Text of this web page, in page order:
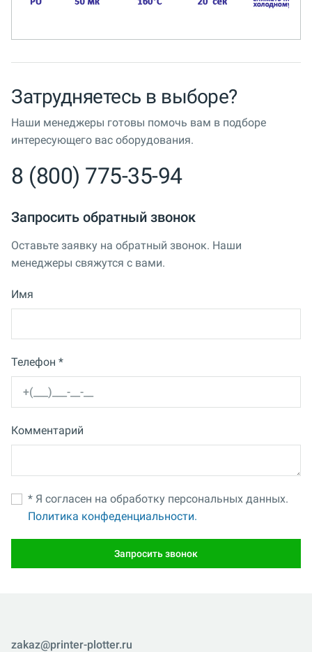
Затрудняетесь в выборе?
Наши менеджеры готовы помочь вам в подборе
интересующего вас оборудования.
8 (800) 775-35-94
Запросить обратный звонок
Оставьте заявку на обратный звонок. Наши
менеджеры свяжутся с вами.
Имя
Телефон *
Комментарий
* Я согласен на обработку персональных данных.
Политика конфеденциальности.
Запросить звонок
zakaz@printer-plotter.ru